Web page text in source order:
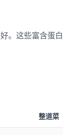
。这些富含蛋白
整道菜